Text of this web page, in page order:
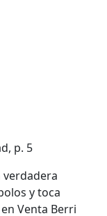
p. 5
verdadera
y toca
Venta Berri